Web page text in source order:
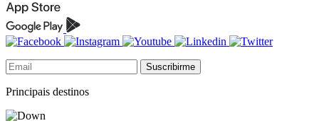
Suscribirme
Principais destinos